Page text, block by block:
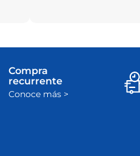
Compra
recurrente
Conoce más >